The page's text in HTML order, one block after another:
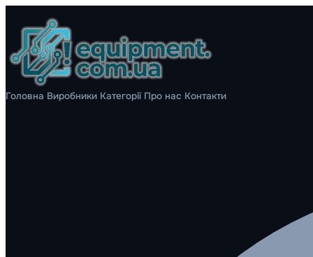
Головна Виробники Категорії Про нас Контакти